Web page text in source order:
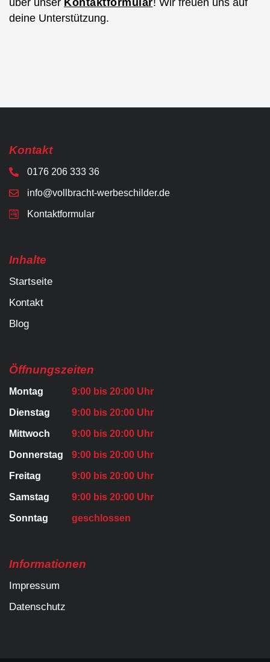
deine Unterstützung.
Kontakt
0176 206 333 36
info@vollbracht-werbeschilder.de
Kontaktformular
Inhalte
Startseite
Kontakt
Blog
Öffnungszeiten
Montag 9:00 bis 20:00 Uhr
Dienstag 9:00 bis 20:00 Uhr
Mittwoch 9:00 bis 20:00 Uhr
Donnerstag 9:00 bis 20:00 Uhr
Freitag 9:00 bis 20:00 Uhr
Samstag 9:00 bis 20:00 Uhr
Sonntag geschlossen
Informationen
Impressum
Datenschutz